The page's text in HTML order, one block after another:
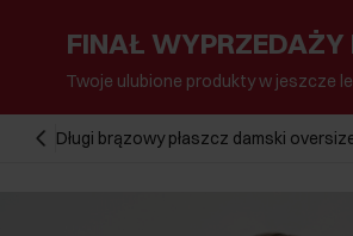
FINAŁ
Twoje ulubione produkty w jeszcze
Długi brązowy płaszcz damski